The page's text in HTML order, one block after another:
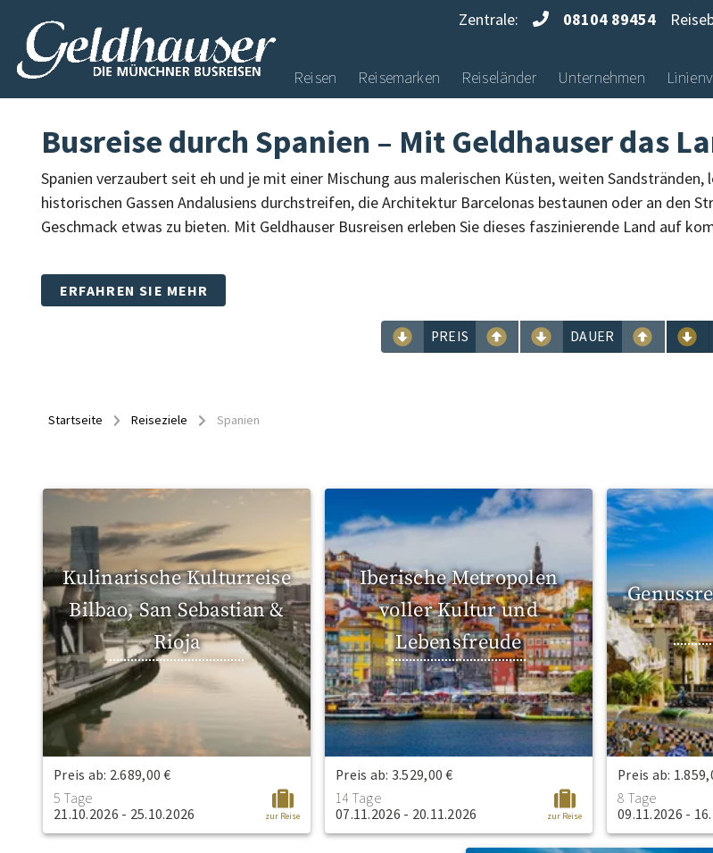
Zentrale: 08104 89454
Reisen Reisemarken Reiseländer Unternehmen
Busreise durch Spanien – Mit Geldhauser das
Spanien verzaubert seit eh und je mit einer Mischung aus malerischen Küsten, weiten
historischen Gassen Andalusiens durchstreifen, die Architektur Barcelonas bestaunen oder an den
Geschmack etwas zu bieten. Mit Geldhauser Busreisen erleben Sie dieses faszinierende Land auf
ERFAHREN SIE MEHR
PREIS DAUER
Startseite Reiseziele Spanien
Kulinarische Kulturreise
Bilbao, San Sebastian &
Rioja
Preis ab: 2.689,00 €
5 Tage
21.10.2026 - 25.10.2026
zur Reise
Iberische Metropolen
voller Kultur und
Lebensfreude
Preis ab: 3.529,00 €
14 Tage
07.11.2026 - 20.11.2026
zur Reise
Preis ab:
8 Tage
09.11.2026 -